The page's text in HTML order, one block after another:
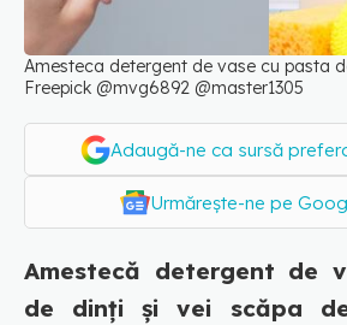
Amesteca detergent de vase cu pasta
Freepick @mvg6892 @master1305
Adaugă-ne ca sursă
Urmărește-ne pe
Amestecă detergent de
de dinți și vei scăpa